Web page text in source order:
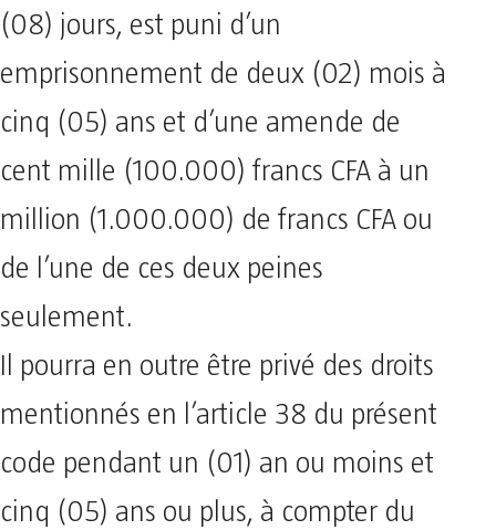
(08) jours, est puni d’un
emprisonnement de deux (02) mois à
cinq (05) ans et d’une amende de
cent mille (100.000) francs CFA à un
million (1.000.000) de francs CFA ou
de l’une de ces deux peines
seulement.
Il pourra en outre être privé des droits
mentionnés en l’article 38 du présent
code pendant un (01) an ou moins et
cinq (05) ans ou plus, à compter du